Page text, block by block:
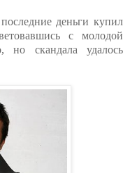
деньги купил
с молодой
но скандала удалось